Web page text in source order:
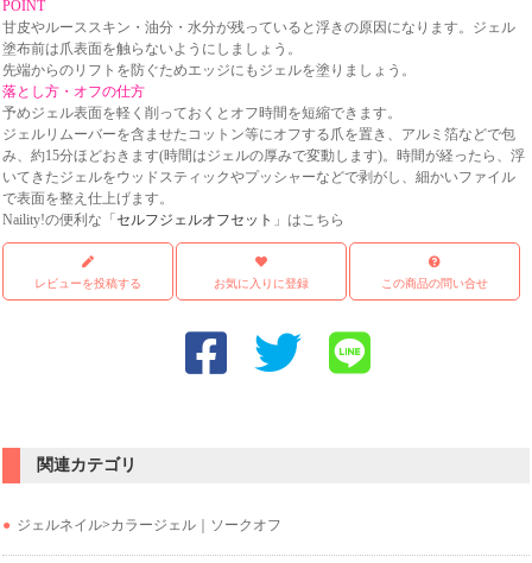
POINT
甘皮やルーススキン・油分・水分が残っていると浮きの原因になります。ジェル
塗布前は爪表面を触らないようにしましょう。
先端からのリフトを防ぐためエッジにもジェルを塗りましょう。
落とし方・オフの仕方
予めジェル表面を軽く削っておくとオフ時間を短縮できます。
ジェルリムーバーを含ませたコットン等にオフする爪を置き、アルミ箔などで包
み、約15分ほどおきます(時間はジェルの厚みで変動します)。時間が経ったら、浮
いてきたジェルをウッドスティックやプッシャーなどで剥がし、細かいファイル
で表面を整え仕上げます。
Naility!の便利な「セルフジェルオフセット 」はこちら
レビューを投稿する お気に入りに登録 この商品の問い合せ
関連カテゴリ
ジェルネイル>カラージェル｜ソークオフ